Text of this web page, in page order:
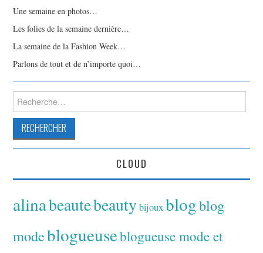
Une semaine en photos…
Les folies de la semaine dernière…
La semaine de la Fashion Week…
Parlons de tout et de n’importe quoi…
Rechercher :
CLOUD
alinabeautebeauty bijoux blogblog
modeblogueuseblogueuse mode et